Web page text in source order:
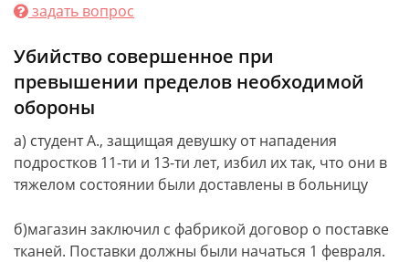
задать вопрос
Убийство совершенное при
превышении пределов необходимой
обороны
а) студент А., защищая девушку от нападения
подростков 11-ти и 13-ти лет, избил их так, что они в
тяжелом состоянии были доставлены в больницу
б)магазин заключил с фабрикой договор о поставке
тканей. Поставки должны были начаться 1 февраля.